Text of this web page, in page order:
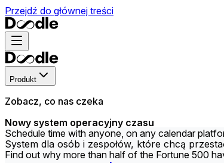
Przejdź do głównej treści
Produkt
Zobacz, co nas czeka
Nowy system operacyjny czasu
System dla osób i zespołów, które chcą
Schedule time with anyone, on any calendar
Find out why more than half of the Fortune 500